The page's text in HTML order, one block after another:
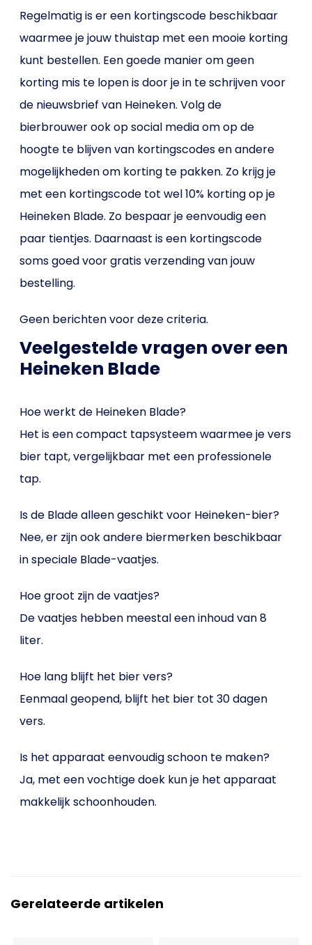
Regelmatig is er een kortingscode beschikbaar
waarmee je jouw thuistap met een mooie korting
kunt bestellen. Een goede manier om geen
korting mis te lopen is door je in te schrijven voor
de nieuwsbrief van Heineken. Volg de
bierbrouwer ook op social media om op de
hoogte te blijven van kortingscodes en andere
mogelijkheden om korting te pakken. Zo krijg je
met een kortingscode tot wel 10% korting op je
Heineken Blade. Zo bespaar je eenvoudig een
paar tientjes. Daarnaast is een kortingscode
soms goed voor gratis verzending van jouw
bestelling.
Geen berichten voor deze criteria.
Veelgestelde vragen over een
Heineken Blade
Hoe werkt de Heineken Blade?
Het is een compact tapsysteem waarmee je vers
bier tapt, vergelijkbaar met een professionele
tap.
Is de Blade alleen geschikt voor Heineken-bier?
Nee, er zijn ook andere biermerken beschikbaar
in speciale Blade-vaatjes.
Hoe groot zijn de vaatjes?
De vaatjes hebben meestal een inhoud van 8
liter.
Hoe lang blijft het bier vers?
Eenmaal geopend, blijft het bier tot 30 dagen
vers.
Is het apparaat eenvoudig schoon te maken?
Ja, met een vochtige doek kun je het apparaat
makkelijk schoonhouden.
Gerelateerde artikelen